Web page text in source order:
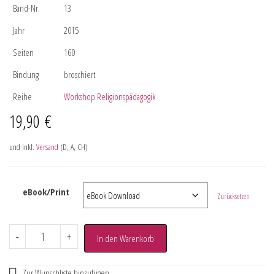
Band-Nr.
13
Jahr
2015
Seiten
160
Bindung
broschiert
Reihe
Workshop Religionspädagogik
19,90 €
und inkl. Versand (D, A, CH)
eBook/Print Zurücksetzen
- + In den Warenkorb